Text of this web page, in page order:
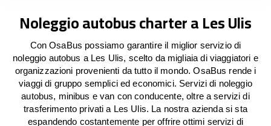
Noleggio autobus charter a Les Ulis
Con OsaBus possiamo garantire il miglior servizio di
noleggio autobus a Les Ulis, scelto da migliaia di viaggiatori e
organizzazioni provenienti da tutto il mondo. OsaBus rende i
viaggi di gruppo semplici ed economici. Servizi di noleggio
autobus, minibus e van con conducente, oltre a servizi di
trasferimento privati a Les Ulis. La nostra azienda si sta
espandendo costantemente per offrire ottimi servizi di